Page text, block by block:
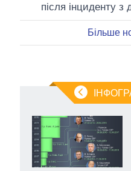
після інциденту
Більше